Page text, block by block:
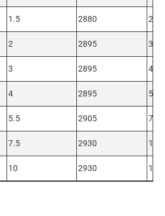
1.5 2880 2.43
2 2895 3.25
3 2895 4.57
4 2895 5.94
5.5 2905 7.83
7.5 2930 10.6
10 2930 14.4